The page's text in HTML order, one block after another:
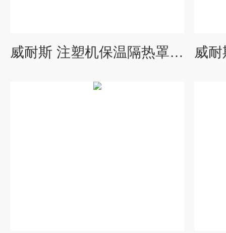
威耐斯 注塑机保温隔热罩 挤出机节能隔热保温套 市场报价